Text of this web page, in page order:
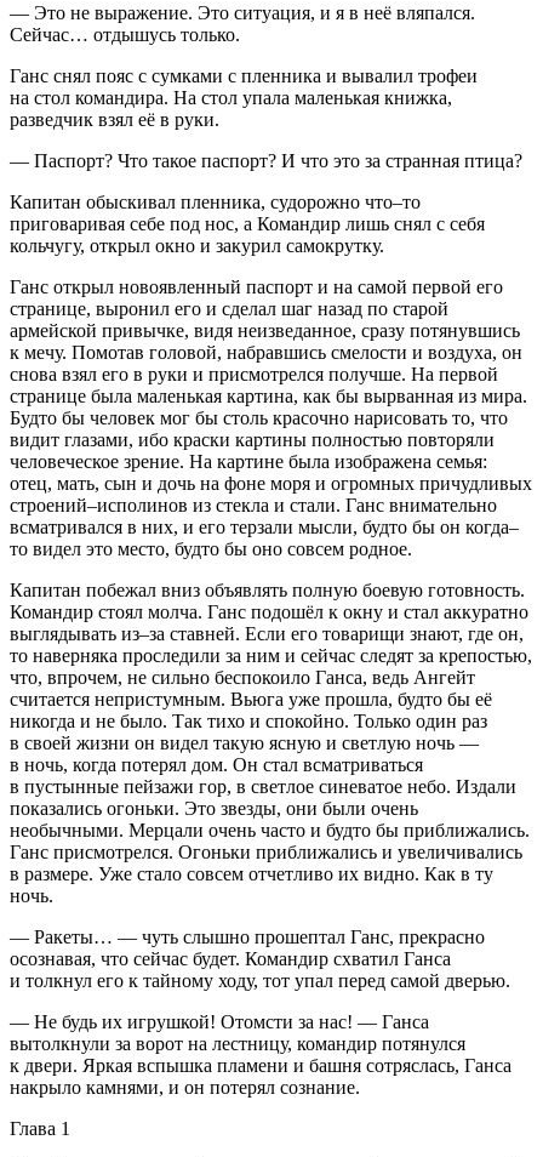
— Это не выражение. Это ситуация, и я в неё вляпался.
Сейчас… отдышусь только.
Ганс снял пояс с сумками с пленника и вывалил трофеи
на стол командира. На стол упала маленькая книжка,
разведчик взял её в руки.
— Паспорт? Что такое паспорт? И что это за странная птица?
Капитан обыскивал пленника, судорожно что–то
приговаривая себе под нос, а Командир лишь снял с себя
кольчугу, открыл окно и закурил самокрутку.
Ганс открыл новоявленный паспорт и на самой первой его
странице, выронил его и сделал шаг назад по старой
армейской привычке, видя неизведанное, сразу потянувшись
к мечу. Помотав головой, набравшись смелости и воздуха, он
снова взял его в руки и присмотрелся получше. На первой
странице была маленькая картина, как бы вырванная из мира.
Будто бы человек мог бы столь красочно нарисовать то, что
видит глазами, ибо краски картины полностью повторяли
человеческое зрение. На картине была изображена семья:
отец, мать, сын и дочь на фоне моря и огромных причудливых
строений–исполинов из стекла и стали. Ганс внимательно
всматривался в них, и его терзали мысли, будто бы он когда–
то видел это место, будто бы оно совсем родное.
Капитан побежал вниз объявлять полную боевую готовность.
Командир стоял молча. Ганс подошёл к окну и стал аккуратно
выглядывать из–за ставней. Если его товарищи знают, где он,
то наверняка проследили за ним и сейчас следят за крепостью,
что, впрочем, не сильно беспокоило Ганса, ведь Ангейт
считается непристумным. Вьюга уже прошла, будто бы её
никогда и не было. Так тихо и спокойно. Только один раз
в своей жизни он видел такую ясную и светлую ночь —
в ночь, когда потерял дом. Он стал всматриваться
в пустынные пейзажи гор, в светлое синеватое небо. Издали
показались огоньки. Это звезды, они были очень
необычными. Мерцали очень часто и будто бы приближались.
Ганс присмотрелся. Огоньки приближались и увеличивались
в размере. Уже стало совсем отчетливо их видно. Как в ту
ночь.
— Ракеты… — чуть слышно прошептал Ганс, прекрасно
осознавая, что сейчас будет. Командир схватил Ганса
и толкнул его к тайному ходу, тот упал перед самой дверью.
— Не будь их игрушкой! Отомсти за нас! — Ганса
вытолкнули за ворот на лестницу, командир потянулся
к двери. Яркая вспышка пламени и башня сотряслась, Ганса
накрыло камнями, и он потерял сознание.
Глава 1